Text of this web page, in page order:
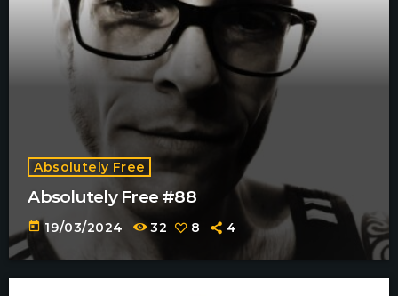
Absolutely Free
Absolutely Free #88
today 19/03/2024 32 8 4